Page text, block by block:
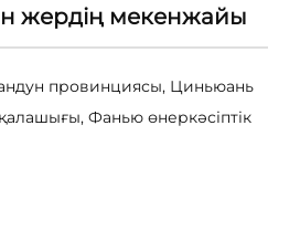
жердің мекенжайы
провинциясы, Циньюань
Фанью өнеркәсіптік